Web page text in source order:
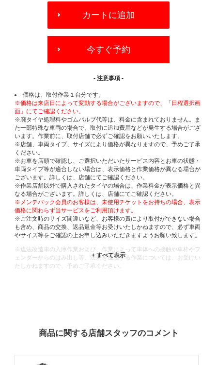
OPTIONS
カートに追加
今すぐ予約
- 注意事項 -
価格は、取付作業１台分です。
※価格は来店日によって変動する場合がございますので、「日程選択画
面」にてご確認ください。
※廃タイヤ処理料やゴムバルブ代等は、料金に含まれておりません。ま
た一部特殊な車両の場合で、取付に追加費用などが発生する場合がござ
います。作業前に、取付店舗で必ずご確認をお願いいたします。
※店舗、車両タイプ、サイズにより価格が異なりますので、予めご了承
ください。
※お車を店頭で確認し、ご選択いただいたサービス内容とお車の状態・
車両タイプ等が適合しない場合は、表示価格と作業価格が異なる場合が
ございます。詳しくは、店舗にてご確認ください。
※作業店舗以外で購入されたタイヤの場合は、作業料金が表示価格と異
なる場合がございます。詳しくは、店舗にてご確認ください。
※メンテパック会員のお客様は、未使用チケットをお持ちの場合、表示
価格に関わらず当サービスをご利用頂けます。
※ご注文時のサイズ間違いなど、お客様の責により取付ができない場合
も含め、商品の交換、返品返金等お受けいたしかねますので、必ず車両
やサイズ等をご確認の上お申し込みいただきますようお願い致します。
※違法改造車の入庫作業および、作業によって車体への接触や車枠やフ
ェンダーからのはみ出し等、法規を逸脱する作業については、お受けい
たしかねますので、予めご了承ください。
商品に関する店舗スタッフのコメント